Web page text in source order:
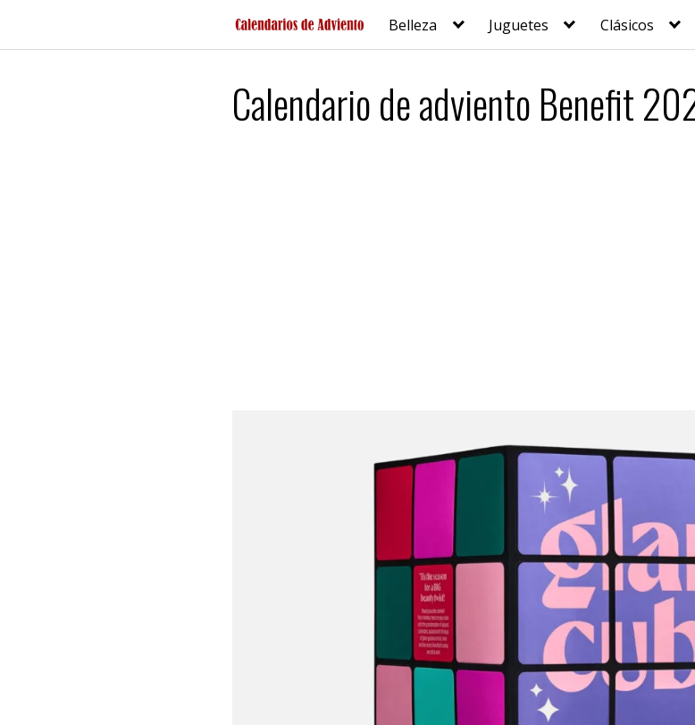
contenido
Belleza Juguetes Clásicos
Calendario de adviento Benefit